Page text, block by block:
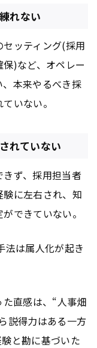
れない
ッティング(採用
)など、オペレー
本来やるべき採
いない。
れていない
ず、採用担当者
に左右され、知
できていない。
法は属人化が起き
た直感は、“人事畑
説得力はある一方
と勘に基づいた